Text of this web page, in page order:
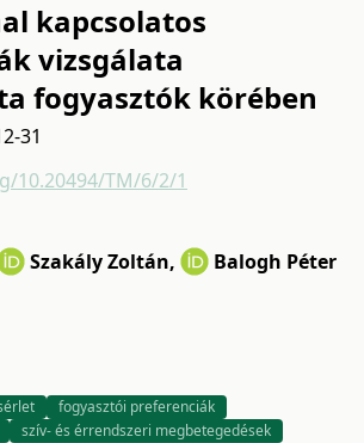
kapcsolatos
vizsgálata
fogyasztók körében
31
10.20494/TM/6/2/1
Szakály Zoltán, Balogh Péter
fogyasztói preferenciák
szív- és érrendszeri megbetegedések